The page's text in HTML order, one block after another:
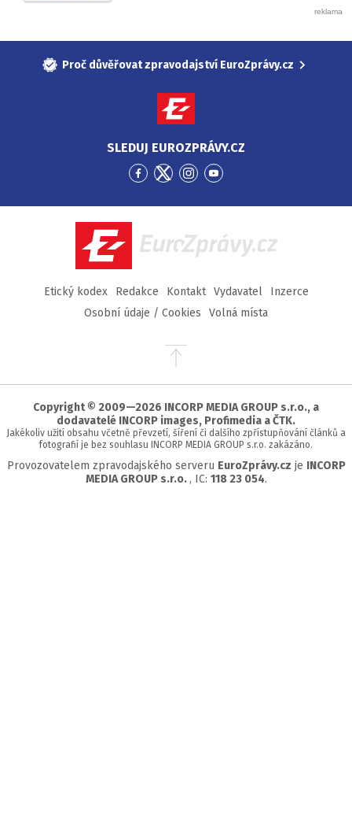
Proč důvěřovat zpravodajství EuroZprávy.cz
SLEDUJ EUROZPRÁVY.CZ
Přejít
Facebook
Přejít
Twitter
Přejít
Instagram
Přejít
YouTube
EuroZprávy.cz
Etický kodex Redakce Kontakt Vydavatel
Inzerce
Osobní údaje / Cookies
Volná místa
Přejít
stránky
Copyright © 2009—2026 INCORP MEDIA GROUP s.r.o., a
dodavatelé INCORP images, Profimedia a ČTK.
Jakékoliv užití obsahu včetně převzetí, šíření či dalšího zpřístupňování článků a
fotografií je bez souhlasu INCORP MEDIA GROUP s.r.o. zakázáno.
Provozovatelem zpravodajského serveru EuroZprávy.cz je INCORP
MEDIA GROUP s.r.o., IC: 118 23 054.